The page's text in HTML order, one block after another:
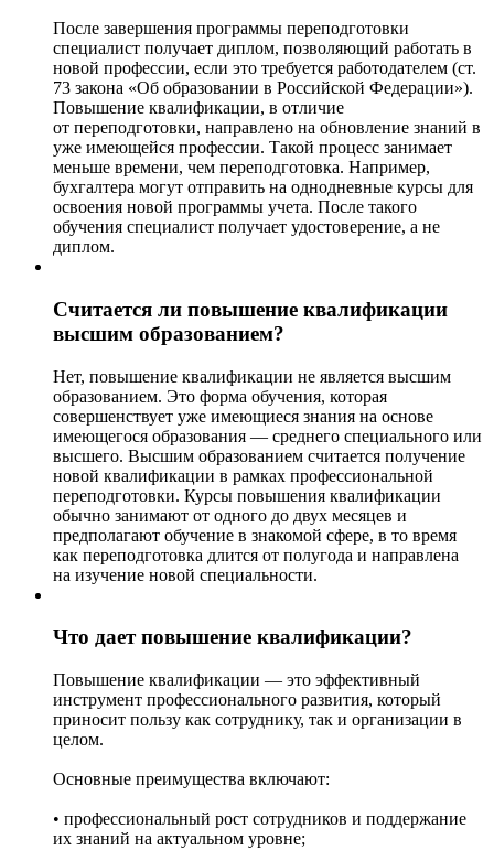
После завершения программы переподготовки
специалист получает диплом, позволяющий работать в
новой профессии, если это требуется работодателем (ст.
73 закона «Об образовании в Российской Федерации»).
Повышение квалификации, в отличие
от переподготовки, направлено на обновление знаний в
уже имеющейся профессии. Такой процесс занимает
меньше времени, чем переподготовка. Например,
бухгалтера могут отправить на однодневные курсы для
освоения новой программы учета. После такого
обучения специалист получает удостоверение, а не
диплом.
Считается ли повышение квалификации
высшим образованием?
Нет, повышение квалификации не является высшим
образованием. Это форма обучения, которая
совершенствует уже имеющиеся знания на основе
имеющегося образования — среднего специального или
высшего. Высшим образованием считается получение
новой квалификации в рамках профессиональной
переподготовки. Курсы повышения квалификации
обычно занимают от одного до двух месяцев и
предполагают обучение в знакомой сфере, в то время
как переподготовка длится от полугода и направлена
на изучение новой специальности.
Что дает повышение квалификации?
Повышение квалификации — это эффективный
инструмент профессионального развития, который
приносит пользу как сотруднику, так и организации в
целом.
Основные преимущества включают:
• профессиональный рост сотрудников и поддержание
их знаний на актуальном уровне;